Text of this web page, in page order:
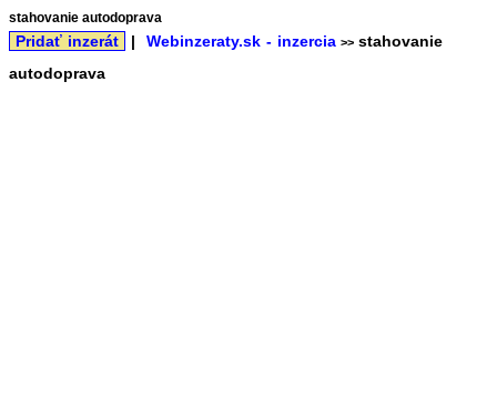
stahovanie autodoprava
Pridať inzerát | Webinzeraty.sk - inzercia >> stahovanie
autodoprava